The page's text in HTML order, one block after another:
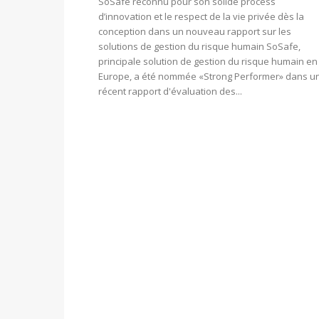
d’innovation et le respect de la vie privée dès la
conception dans un nouveau rapport sur les
solutions de gestion du risque humain SoSafe,
principale solution de gestion du risque humain en
Europe, a été nommée «Strong Performer» dans
récent rapport d'évaluation des...